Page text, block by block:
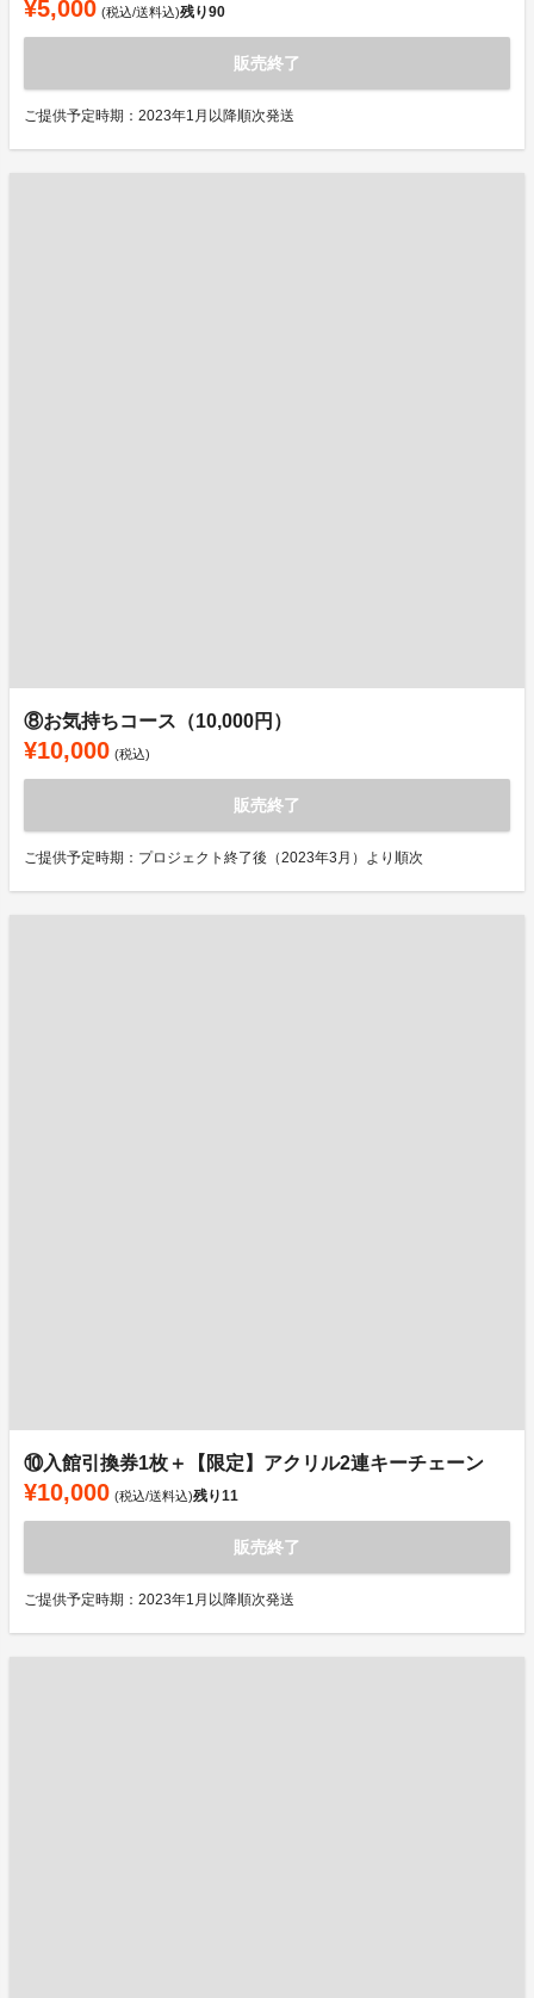
¥5,000 (税込/送料込)残り90
販売終了
ご提供予定時期：2023年1月以降順次発送
⑧お気持ちコース（10,000円）
¥10,000 (税込)
販売終了
ご提供予定時期：プロジェクト終了後（2023年3月）より順次
⑩入館引換券1枚＋【限定】アクリル2連キーチェーン
¥10,000 (税込/送料込)残り11
販売終了
ご提供予定時期：2023年1月以降順次発送